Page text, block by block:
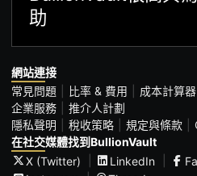
助
網站連接
常見問題
比率 & 費用 成本計算器
企業服務
推介人計劃
隱私聲明
稅收策略 規定與條款
在社交媒體找到BullionVault
X (Twitter)
LinkedIn